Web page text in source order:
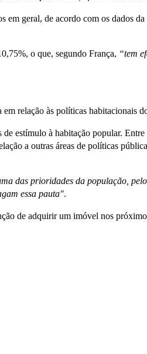
em geral, de acordo com os dados
o que, segundo França, “tem
em relação às políticas habitacionais
estímulo à habitação popular.
a outras áreas de políticas
das prioridades da população,
essa pauta".
de adquirir um imóvel nos